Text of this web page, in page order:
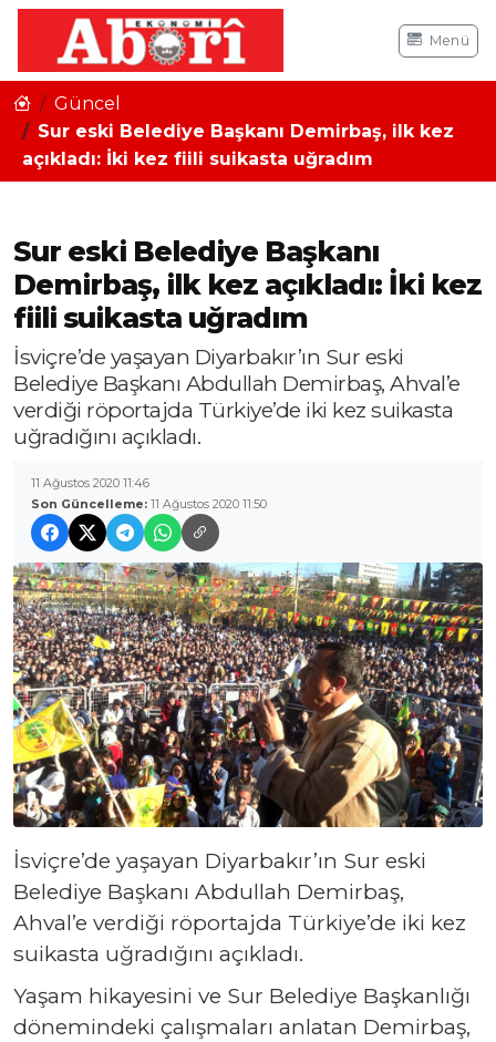
Menü
Güncel
Sur eski Belediye Başkanı Demirbaş, ilk kez
açıkladı: İki kez fiili suikasta uğradım
Sur eski Belediye Başkanı
Demirbaş, ilk kez açıkladı: İki kez
fiili suikasta uğradım
İsviçre’de yaşayan Diyarbakır’ın Sur eski
Belediye Başkanı Abdullah Demirbaş, Ahval’e
verdiği röportajda Türkiye’de iki kez suikasta
uğradığını açıkladı.
11 Ağustos 2020 11:46
Son Güncelleme: 11 Ağustos 2020 11:50
İsviçre’de yaşayan Diyarbakır’ın Sur eski
Belediye Başkanı Abdullah Demirbaş,
Ahval’e verdiği röportajda Türkiye’de iki kez
suikasta uğradığını açıkladı.
Yaşam hikayesini ve Sur Belediye Başkanlığı
dönemindeki çalışmaları anlatan Demirbaş,